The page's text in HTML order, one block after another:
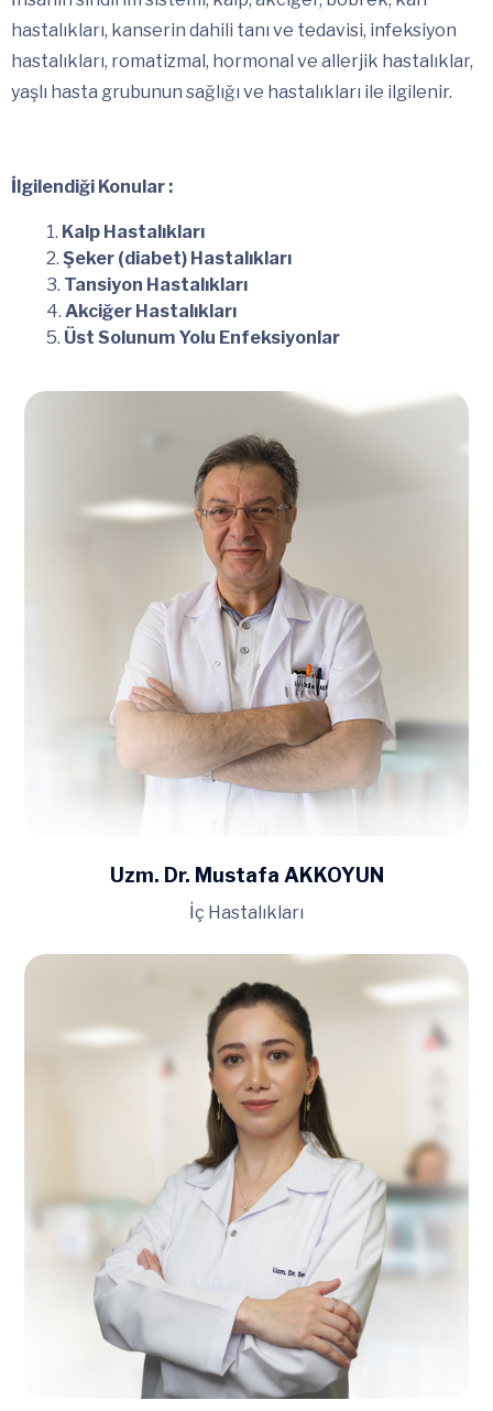
hastalıkları, kanserin dahili tanı ve tedavisi, infeksiyon
hastalıkları, romatizmal, hormonal ve allerjik hastalıklar,
yaşlı hasta grubunun sağlığı ve hastalıkları ile ilgilenir.
İlgilendiği Konular :
Kalp Hastalıkları
Şeker (diabet) Hastalıkları
Tansiyon Hastalıkları
Akciğer Hastalıkları
Üst Solunum Yolu Enfeksiyonlar
Uzm. Dr. Mustafa AKKOYUN
İç Hastalıkları